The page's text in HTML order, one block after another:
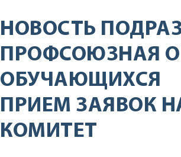
НОВОСТЬ
ПРОФСОЮЗНАЯ
ОБУЧАЮЩИХСЯ
ПРИЕМ ЗАЯВОК
КОМИТЕТ